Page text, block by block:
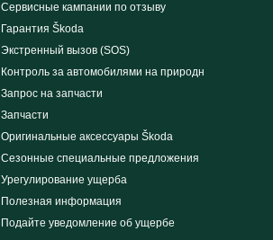
Сервисные кампании по отзыву
Гарантия Škoda
Экстренный вызов (SOS)
Контроль за автомобилями на природн
Запрос на запчасти
Запчасти
Оригинальные аксессуары Škoda
Сезонные специальные предложения
Урегулирование ущерба
Полезная информация
Подайте уведомление об ущербе